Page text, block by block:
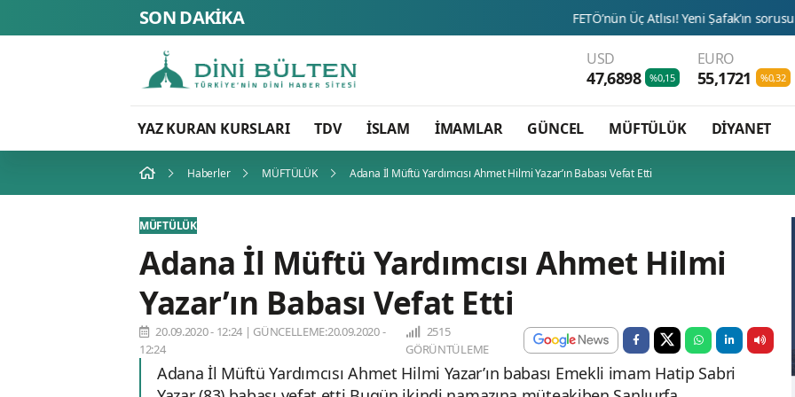
SON DAKİKA FETÖ’nün Üç Atlısı! Yeni Şafak’ın sorusunu Dini Bülten
USD
47,6898 %0,15
EURO
55,1721 %0,32
YAZ KURAN KURSLARI TDV İSLAM İMAMLAR GÜNCEL MÜFTÜLÜK DİYANET
Haberler MÜFTÜLÜK Adana İl Müftü Yardımcısı Ahmet Hilmi Yazar’ın Babası Vefat Etti
MÜFTÜLÜK
Adana İl Müftü Yardımcısı Ahmet Hilmi
Yazar’ın Babası Vefat Etti
20.09.2020 - 12:24 | GÜNCELLEME:20.09.2020 -
12:24
2515
GÖRÜNTÜLEME
Adana İl Müftü Yardımcısı Ahmet Hilmi Yazar’ın babası Emekli imam Hatip Sabri